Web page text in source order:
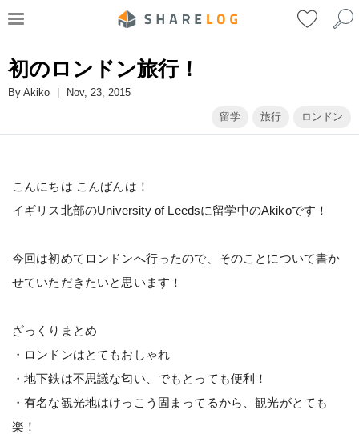
初のロンドン旅行！
By Akiko
Nov, 23, 2015
留学
旅行 ロンドン
こんにちは こんばんは！
イギリス北部のUniversity of Leedsに留学中のAkikoです！
今回は初めてロンドンへ行ったので、そのことについて書か
せていただきたいと思います！
ざっくりまとめ
・ロンドンはとてもおしゃれ
・地下鉄は不思議な匂い、でもとっても便利！
・有名な観光地はけっこう固まってるから、観光がとても
楽！